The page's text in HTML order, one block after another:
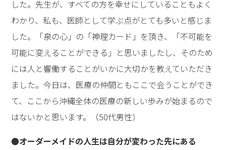
した。先生が、すべての方を幸せにしていることもよく
わかり、私も、医師として学ぶ点がとても多いと感じま
した。「泉の心」の「神理カード」を頂き、「不可能を
可能に変えることができる」と思いましたし、そのため
には人と響働することがいかに大切かを教えていただき
ました。今日は、医療の仲間ともここで会うことができ
て、ここから沖縄全体の医療の新しい歩みが始まるので
はないかと思います。（50代男性）
●オーダーメイドの人生は自分が変わった先にある